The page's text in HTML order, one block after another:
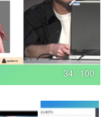
34 / 100